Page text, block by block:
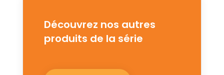
Découvrez nos autres
produits de la série